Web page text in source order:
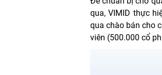
qua, VIMID thực
qua chào bán cho
viên (500.000 cổ